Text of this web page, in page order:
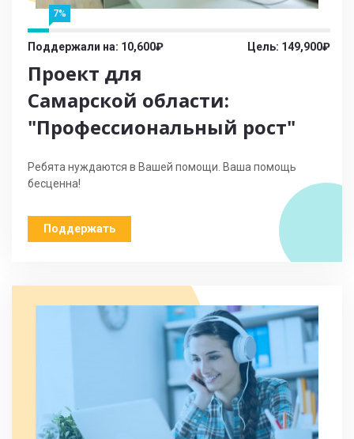
7%
Поддержали на: 10,600₽ Цель: 149,900₽
Проект для
Самарской области:
"Профессиональный рост"
Ребята нуждаются в Вашей помощи. Ваша помощь
бесценна!
Поддержать